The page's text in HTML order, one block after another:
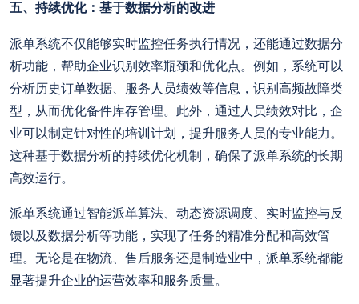
五、持续优化：基于数据分析的改进
派单系统不仅能够实时监控任务执行情况，还能通过数据分
析功能，帮助企业识别效率瓶颈和优化点。例如，系统可以
分析历史订单数据、服务人员绩效等信息，识别高频故障类
型，从而优化备件库存管理。此外，通过人员绩效对比，企
业可以制定针对性的培训计划，提升服务人员的专业能力。
这种基于数据分析的持续优化机制，确保了派单系统的长期
高效运行。
派单系统通过智能派单算法、动态资源调度、实时监控与反
馈以及数据分析等功能，实现了任务的精准分配和高效管
理。无论是在物流、售后服务还是制造业中，派单系统都能
显著提升企业的运营效率和服务质量。